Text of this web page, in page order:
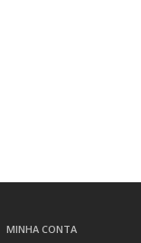
MINHA CONTA